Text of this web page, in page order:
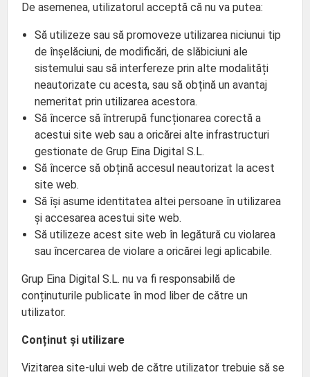
De asemenea, utilizatorul acceptă că nu va putea:
Să utilizeze sau să promoveze utilizarea niciunui tip
de înșelăciuni, de modificări, de slăbiciuni ale
sistemului sau să interfereze prin alte modalități
neautorizate cu acesta, sau să obțină un avantaj
nemeritat prin utilizarea acestora.
Să încerce să întrerupă funcționarea corectă a
acestui site web sau a oricărei alte infrastructuri
gestionate de Grup Eina Digital S.L.
Să încerce să obțină accesul neautorizat la acest
site web.
Să își asume identitatea altei persoane în utilizarea
și accesarea acestui site web.
Să utilizeze acest site web în legătură cu violarea
sau încercarea de violare a oricărei legi aplicabile.
Grup Eina Digital S.L. nu va fi responsabilă de
conținuturile publicate în mod liber de către un
utilizator.
Conținut și utilizare
Vizitarea site-ului web de către utilizator trebuie să se